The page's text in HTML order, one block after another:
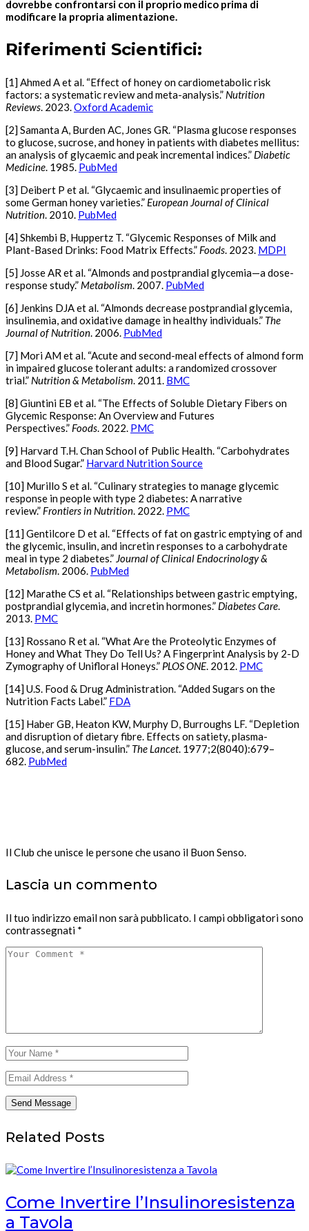
dovrebbe confrontarsi con il proprio medico prima di
modificare la propria alimentazione.
Riferimenti Scientifici:
[1] Ahmed A et al. “Effect of honey on cardiometabolic risk
factors: a systematic review and meta-analysis.” Nutrition
Reviews. 2023.Oxford Academic
[2] Samanta A, Burden AC, Jones GR. “Plasma glucose responses
to glucose, sucrose, and honey in patients with diabetes mellitus:
an analysis of glycaemic and peak incremental indices.” Diabetic
Medicine. 1985. PubMed
[3] Deibert P et al. “Glycaemic and insulinaemic properties of
some German honey varieties.” European Journal of Clinical
Nutrition. 2010. PubMed
[4] Shkembi B, Huppertz T. “Glycemic Responses of Milk and
Plant-Based Drinks: Food Matrix Effects.” Foods. 2023. MDPI
[5] Josse AR et al. “Almonds and postprandial glycemia—a dose-
response study.” Metabolism. 2007. PubMed
[6] Jenkins DJA et al. “Almonds decrease postprandial glycemia,
insulinemia, and oxidative damage in healthy individuals.” The
Journal of Nutrition. 2006. PubMed
[7] Mori AM et al. “Acute and second-meal effects of almond form
in impaired glucose tolerant adults: a randomized crossover
trial.” Nutrition & Metabolism. 2011. BMC
[8] Giuntini EB et al. “The Effects of Soluble Dietary Fibers on
Glycemic Response: An Overview and Futures
Perspectives.” Foods. 2022. PMC
[9] Harvard T.H. Chan School of Public Health. “Carbohydrates
and Blood Sugar.” Harvard Nutrition Source
[10] Murillo S et al. “Culinary strategies to manage glycemic
response in people with type 2 diabetes: A narrative
review.” Frontiers in Nutrition. 2022. PMC
[11] Gentilcore D et al. “Effects of fat on gastric emptying of and
the glycemic, insulin, and incretin responses to a carbohydrate
meal in type 2 diabetes.” Journal of Clinical Endocrinology &
Metabolism. 2006. PubMed
[12] Marathe CS et al. “Relationships between gastric emptying,
postprandial glycemia, and incretin hormones.” Diabetes Care.
2013. PMC
[13] Rossano R et al. “What Are the Proteolytic Enzymes of
Honey and What They Do Tell Us? A Fingerprint Analysis by 2-D
Zymography of Unifloral Honeys.” PLOS ONE. 2012. PMC
[14] U.S. Food & Drug Administration. “Added Sugars on the
Nutrition Facts Label.” FDA
[15] Haber GB, Heaton KW, Murphy D, Burroughs LF. “Depletion
and disruption of dietary fibre. Effects on satiety, plasma-
glucose, and serum-insulin.” The Lancet. 1977;2(8040):679–
682. PubMed
Il Club che unisce le persone che usano il Buon Senso.
Lascia un commento
Il tuo indirizzo email non sarà pubblicato. I campi obbligatori sono
contrassegnati *
Related Posts
Come Invertire l’Insulinoresistenza
a Tavola